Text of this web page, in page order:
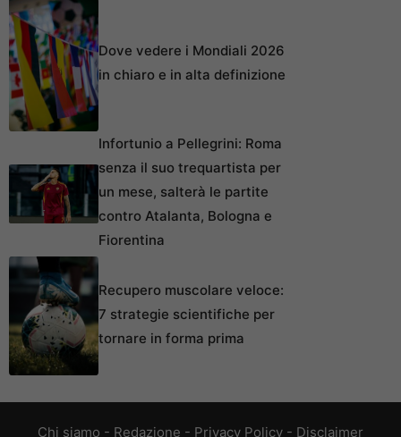
Dove vedere i Mondiali 2026
in chiaro e in alta definizione
Infortunio a Pellegrini: Roma
senza il suo trequartista per
un mese, salterà le partite
contro Atalanta, Bologna e
Fiorentina
Recupero muscolare veloce:
7 strategie scientifiche per
tornare in forma prima
Chi siamo - Redazione - Privacy Policy - Disclaimer